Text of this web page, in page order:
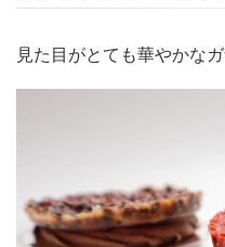
見た目がとても華やかな